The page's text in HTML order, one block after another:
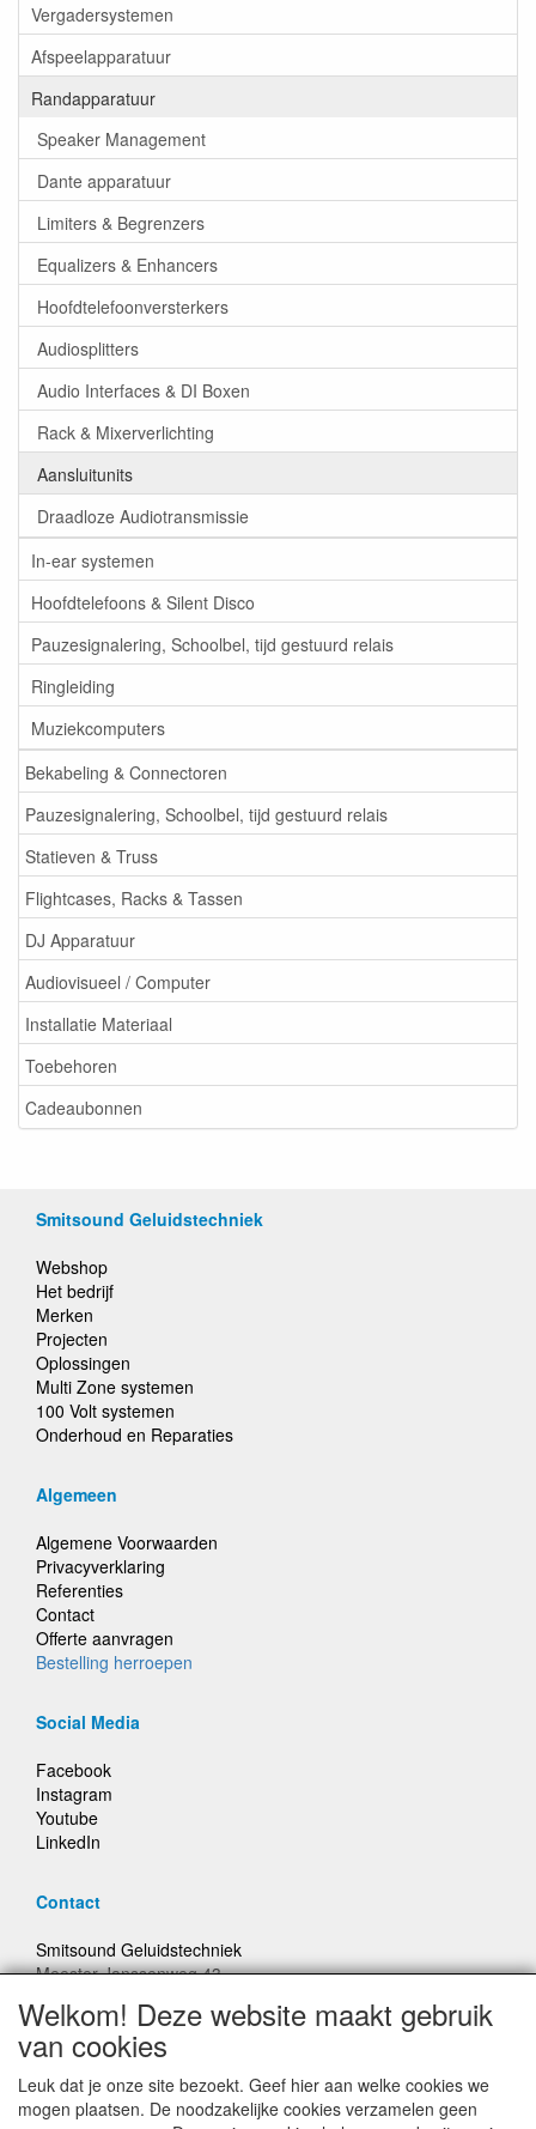
Vergadersystemen
Afspeelapparatuur
Randapparatuur
Speaker Management
Dante apparatuur
Limiters & Begrenzers
Equalizers & Enhancers
Hoofdtelefoonversterkers
Audiosplitters
Audio Interfaces & DI Boxen
Rack & Mixerverlichting
Aansluitunits
Draadloze Audiotransmissie
In-ear systemen
Hoofdtelefoons & Silent Disco
Pauzesignalering, Schoolbel, tijd gestuurd relais
Ringleiding
Muziekcomputers
Bekabeling & Connectoren
Pauzesignalering, Schoolbel, tijd gestuurd relais
Statieven & Truss
Flightcases, Racks & Tassen
DJ Apparatuur
Audiovisueel / Computer
Installatie Materiaal
Toebehoren
Cadeaubonnen
Smitsound Geluidstechniek
Webshop
Het bedrijf
Merken
Projecten
Oplossingen
Multi Zone systemen
100 Volt systemen
Onderhoud en Reparaties
Algemeen
Algemene Voorwaarden
Privacyverklaring
Referenties
Contact
Offerte aanvragen
Bestelling herroepen
Social Media
Facebook
Instagram
Youtube
LinkedIn
Contact
Smitsound Geluidstechniek
Meester Janssenweg 43
E-mail: info@smitsound.nl
Telefoon: +31-(0)6-22256322
Bestellingen binnen Nederland, ongeacht gewicht, verstuurd
Welkom! Deze website maakt gebruik
van cookies
Leuk dat je onze site bezoekt. Geef hier aan welke cookies we
mogen plaatsen. De noodzakelijke cookies verzamelen geen